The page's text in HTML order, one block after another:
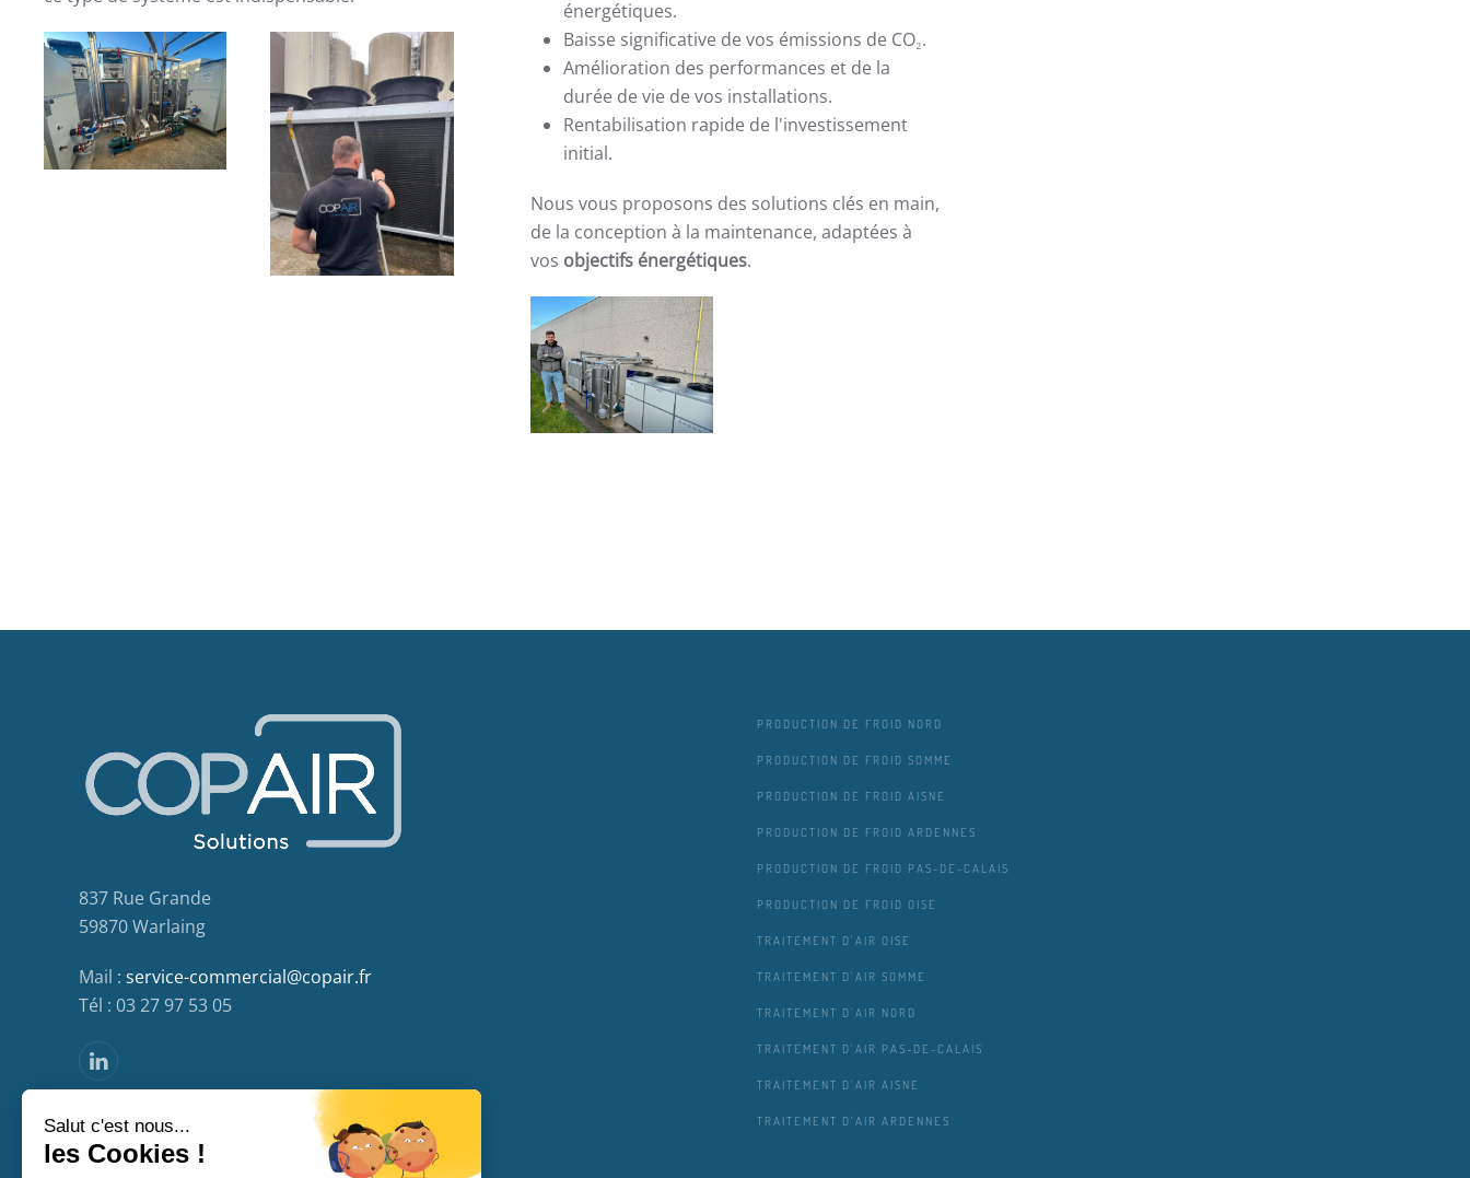
énergétiques.
Baisse significative de vos émissions de CO₂.
Amélioration des performances et de la
durée de vie de vos installations.
Rentabilisation rapide de l'investissement
initial.
Nous vous proposons des solutions clés en main,
de la conception à la maintenance, adaptées à
vos objectifs énergétiques.
837 Rue Grande
59870 Warlaing
Mail : service-commercial@copair.fr
Tél : 03 27 97 53 05
PRODUCTION DE FROID NORD
PRODUCTION DE FROID SOMME
PRODUCTION DE FROID AISNE
PRODUCTION DE FROID ARDENNES
PRODUCTION DE FROID PAS-DE-CALAIS
PRODUCTION DE FROID OISE
TRAITEMENT D'AIR OISE
TRAITEMENT D'AIR SOMME
TRAITEMENT D'AIR NORD
TRAITEMENT D'AIR PAS-DE-CALAIS
TRAITEMENT D'AIR AISNE
TRAITEMENT D'AIR ARDENNES